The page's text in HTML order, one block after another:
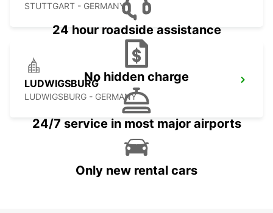
STUTTGART - GERMANY
LUDWIGSBURG
LUDWIGSBURG - GERMANY
24 hour roadside assistance
No hidden charge
24/7 service in most major airports
Only new rental cars